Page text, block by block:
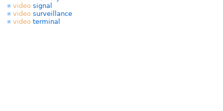
video signal
video surveillance
video terminal